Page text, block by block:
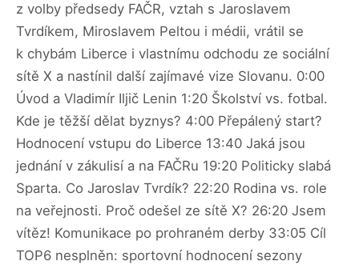
z volby předsedy FAČR, vztah s Jaroslavem
Tvrdíkem, Miroslavem Peltou i médii, vrátil se
k chybám Liberce i vlastnímu odchodu ze sociální
sítě X a nastínil další zajímavé vize Slovanu. 0:00
Úvod a Vladimír Iljič Lenin 1:20 Školství vs. fotbal.
Kde je těžší dělat byznys? 4:00 Přepálený start?
Hodnocení vstupu do Liberce 13:40 Jaká jsou
jednání v zákulisí a na FAČRu 19:20 Politicky slabá
Sparta. Co Jaroslav Tvrdík? 22:20 Rodina vs. role
na veřejnosti. Proč odešel ze sítě X? 26:20 Jsem
vítěz! Komunikace po prohraném derby 33:05 Cíl
TOP6 nesplněn: sportovní hodnocení sezony